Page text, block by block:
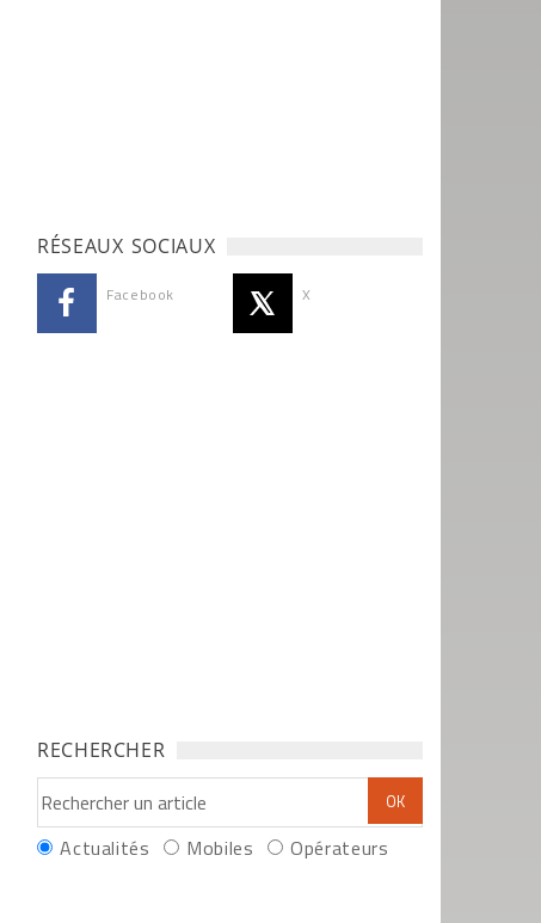
RÉSEAUX SOCIAUX
Facebook X
RECHERCHER
Actualités Mobiles Opérateurs